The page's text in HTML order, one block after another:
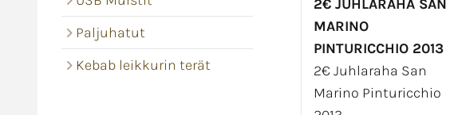
Paljuhatut
Kebab leikkurin terät
2€ JUHLARAHA SAN
MARINO
PINTURICCHIO 2013
2€ Juhlaraha San
Marino Pinturicchio